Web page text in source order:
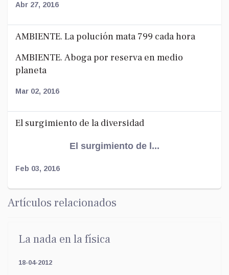
Abr 27, 2016
AMBIENTE. La polución mata 799 cada hora
AMBIENTE. Aboga por reserva en medio
planeta
Mar 02, 2016
El surgimiento de la diversidad
El surgimiento de l...
Feb 03, 2016
Artículos relacionados
La nada en la física
18-04-2012